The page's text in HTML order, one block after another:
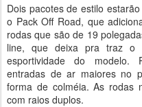
Dois pacotes de estilo
o Pack Off Road, que
rodas que são de 19
line, que deixa pra traz o
esportividade do modelo.
entradas de ar maiores no
forma de colméia. As rodas
com raios duplos.